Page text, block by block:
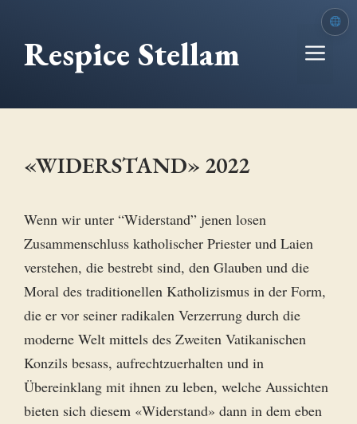
springenRespice Stellam
«WIDERSTAND» 2022
Wenn wir unter “Widerstand” jenen losen
Zusammenschluss katholischer Priester und Laien
verstehen, die bestrebt sind, den Glauben und die
Moral des traditionellen Katholizismus in der Form,
die er vor seiner radikalen Verzerrung durch die
moderne Welt mittels des Zweiten Vatikanischen
Konzils besass, aufrechtzuerhalten und in
Übereinklang mit ihnen zu leben, welche Aussichten
bieten sich diesem «Widerstand» dann in dem eben